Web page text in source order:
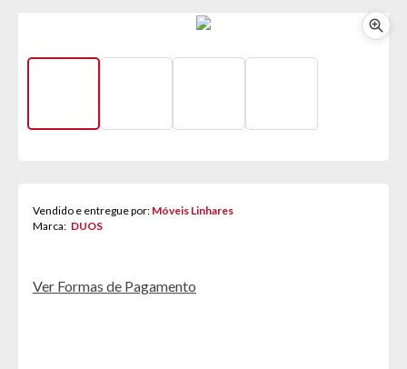
Vendido e entregue por: Móveis Linhares
Marca: DUOS
Ver Formas de Pagamento